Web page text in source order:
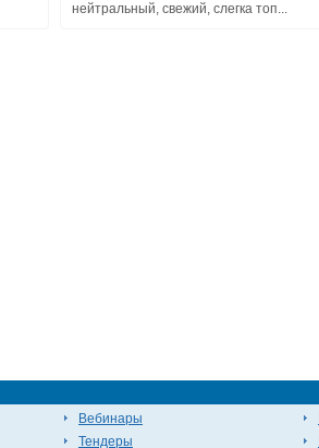
нейтральный, свежий, слегка топ...
Вебинары
Тендеры